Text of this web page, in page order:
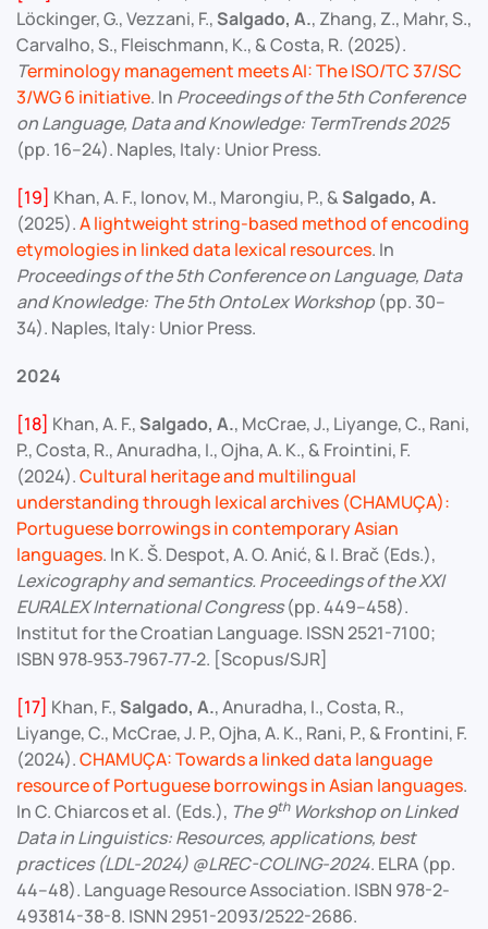
Löckinger, G., Vezzani, F., Salgado, A., Zhang, Z., Mahr, S.,
Carvalho, S., Fleischmann, K., & Costa, R. (2025).
Terminology management meets AI: The ISO/TC 37/SC
3/WG 6 initiative. In Proceedings of the 5th Conference
on Language, Data and Knowledge: TermTrends 2025
(pp. 16–24). Naples, Italy: Unior Press.
[19] Khan, A. F., Ionov, M., Marongiu, P., & Salgado, A.
(2025).A lightweight string-based method of encoding
etymologies in linked data lexical resources. In
Proceedings of the 5th Conference on Language, Data
and Knowledge: The 5th OntoLex Workshop(pp. 30–
34). Naples, Italy: Unior Press.
2024
[18] Khan, A. F., Salgado, A., McCrae, J., Liyange, C., Rani,
P., Costa, R., Anuradha, I., Ojha, A. K., & Frointini, F.
(2024).Cultural heritage and multilingual
understanding through lexical archives (CHAMUÇA):
Portuguese borrowings in contemporary Asian
languages. In K. Š. Despot, A. O. Anić, & I. Brač (Eds.),
Lexicography and semantics. Proceedings of the XXI
EURALEX International Congress(pp. 449–458).
Institut for the Croatian Language. ISSN 2521-7100;
ISBN 978‐953‐7967‐77‐2. [Scopus/SJR]
[17] Khan, F., Salgado, A., Anuradha, I., Costa, R.,
Liyange, C., McCrae, J. P., Ojha, A. K., Rani, P., & Frontini, F.
(2024).CHAMUÇA: Towards a linked data language
resource of Portuguese borrowings in Asian languages.
In C. Chiarcos et al. (Eds.), The 9thWorkshop on Linked
Data in Linguistics: Resources, applications, best
practices (LDL-2024) @LREC-COLING-2024. ELRA (pp.
44–48). Language Resource Association. ISBN 978-2-
493814-38-8. ISNN 2951-2093/2522-2686.